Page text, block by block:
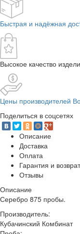
Быстрая и надёжная
Высокое качество
Цены производителей
Поделиться в соцсетях
Описание
Доставка
Оплата
Гарантия и возврат
Отзывы
Описание
Серебро 875 пробы.
Производитель:
Кубачинский Комбинат